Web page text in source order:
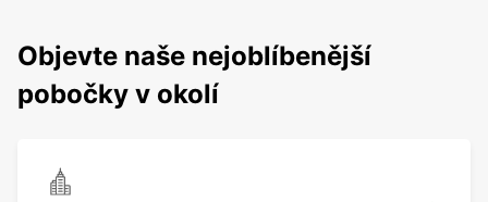
Objevte naše nejoblíbenější
pobočky v okolí